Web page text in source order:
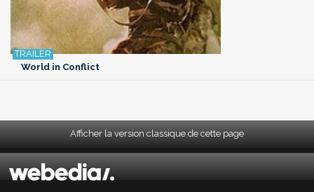
World in Conflict
Afficher la version classique de cette page